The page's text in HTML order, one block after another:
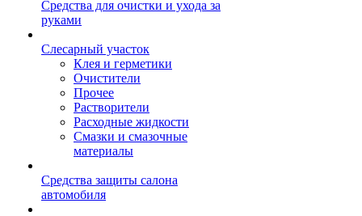
Средства для очистки и ухода за
руками
Слесарный участок
Клея и герметики
Очистители
Прочее
Растворители
Расходные жидкости
Смазки и смазочные
материалы
Средства защиты салона
автомобиля